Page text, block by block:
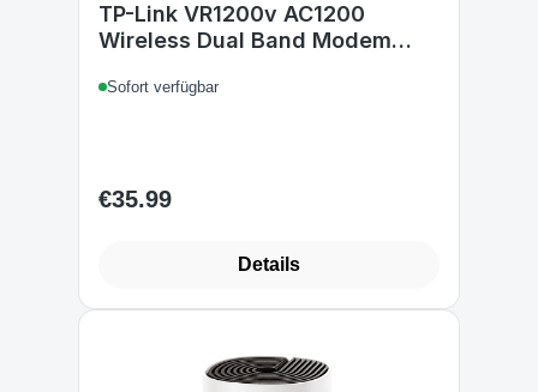
TP-Link VR1200v AC1200
Wireless Dual Band Modem
VoIP VDSL ADSL Annex A IT
Sofort verfügbar
Regular price:
€35.99
Details